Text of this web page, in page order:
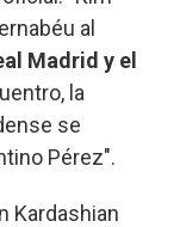
al
Madrid y el
la
se
Pérez".
Kardashian